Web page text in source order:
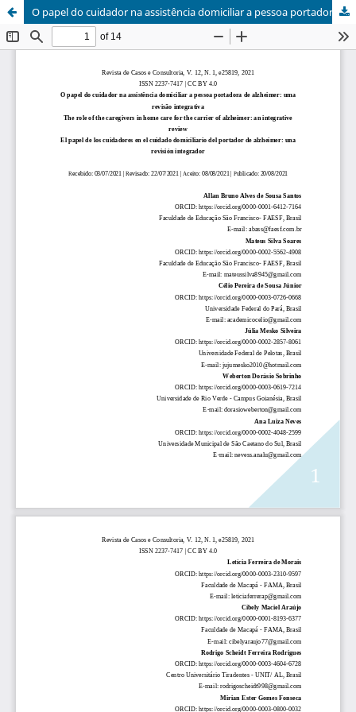
O papel do cuidador na assistência domiciliar a pessoa portadora de alzheimer: uma revisão integrativa